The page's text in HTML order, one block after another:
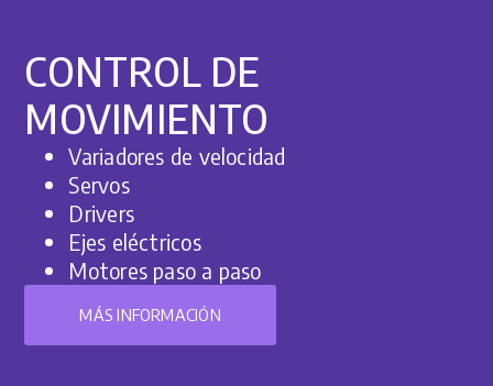
CONTROL DE
MOVIMIENTO
Variadores de velocidad
Servos
Drivers
Ejes eléctricos
Motores paso a paso
MÁS INFORMACIÓN